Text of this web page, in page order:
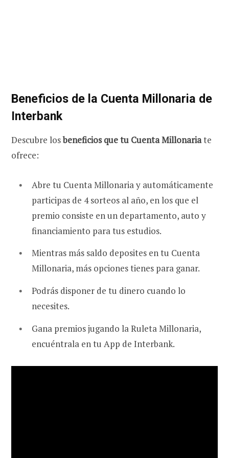
Beneficios de la Cuenta Millonaria de
Interbank
Descubre losbeneficios que tu Cuenta Millonariate
ofrece:
Abre tu Cuenta Millonaria y automáticamente
participas de 4 sorteos al año, en los que el
premio consiste en un departamento, auto y
financiamiento para tus estudios.
Mientras más saldo deposites en tu Cuenta
Millonaria, más opciones tienes para ganar.
Podrás disponer de tu dinero cuando lo
necesites.
Gana premios jugando la Ruleta Millonaria,
encuéntrala en tu App de Interbank.